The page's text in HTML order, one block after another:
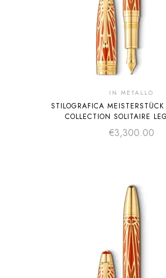
IN METALLO
STILOGRAFICA
COLLECTION SOLITAIRE
€3,300.00